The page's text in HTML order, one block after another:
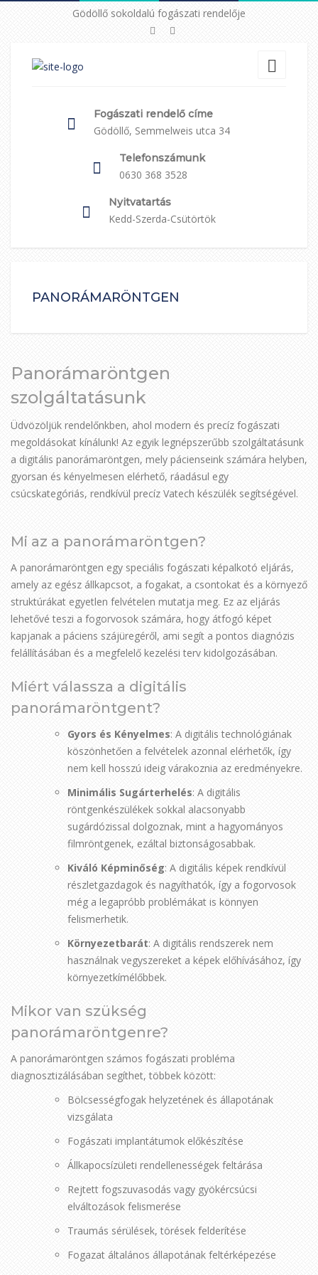
Gödöllő sokoldalú fogászati rendelője
Fogászati rendelő címe
Gödöllő, Semmelweis utca 34
Telefonszámunk
0630 368 3528
Nyitvatartás
Kedd-Szerda-Csütörtök
PANORÁMARÖNTGEN
Panorámaröntgen
szolgáltatásunk
Üdvözöljük rendelőnkben, ahol modern és precíz fogászati
megoldásokat kínálunk! Az egyik legnépszerűbb szolgáltatásunk
a digitális panorámaröntgen, mely pácienseink számára helyben,
gyorsan és kényelmesen elérhető, ráadásul egy
csúcskategóriás, rendkívül precíz Vatech készülék segítségével.
Mi az a panorámaröntgen?
A panorámaröntgen egy speciális fogászati képalkotó eljárás,
amely az egész állkapcsot, a fogakat, a csontokat és a környező
struktúrákat egyetlen felvételen mutatja meg. Ez az eljárás
lehetővé teszi a fogorvosok számára, hogy átfogó képet
kapjanak a páciens szájüregéről, ami segít a pontos diagnózis
felállításában és a megfelelő kezelési terv kidolgozásában.
Miért válassza a digitális
panorámaröntgent?
Gyors és Kényelmes: A digitális technológiának
köszönhetően a felvételek azonnal elérhetők, így
nem kell hosszú ideig várakoznia az eredményekre.
Minimális Sugárterhelés: A digitális
röntgenkészülékek sokkal alacsonyabb
sugárdózissal dolgoznak, mint a hagyományos
filmröntgenek, ezáltal biztonságosabbak.
Kiváló Képminőség: A digitális képek rendkívül
részletgazdagok és nagyíthatók, így a fogorvosok
még a legapróbb problémákat is könnyen
felismerhetik.
Környezetbarát: A digitális rendszerek nem
használnak vegyszereket a képek előhívásához, így
környezetkímélőbbek.
Mikor van szükség
panorámaröntgenre?
A panorámaröntgen számos fogászati probléma
diagnosztizálásában segíthet, többek között:
Bölcsességfogak helyzetének és állapotának
vizsgálata
Fogászati implantátumok előkészítése
Állkapocsízületi rendellenességek feltárása
Rejtett fogszuvasodás vagy gyökércsúcsi
elváltozások felismerése
Traumás sérülések, törések felderítése
Fogazat általános állapotának feltérképezése